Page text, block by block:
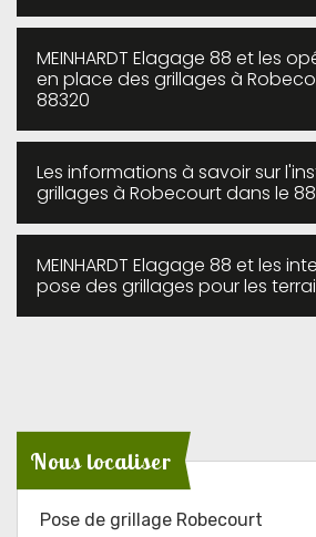
MEINHARDT Elagage 88 et les
en place des grillages à
88320
Les informations à savoir sur
grillages à Robecourt dans le
MEINHARDT Elagage 88 et les
pose des grillages pour les
Nous localiser
Pose de grillage Robecourt